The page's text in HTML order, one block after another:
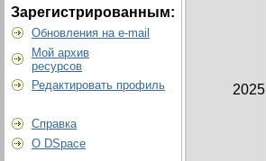
Зарегистрированным:
Обновления на e-mail
Мой архив
ресурсов
Редактировать профиль
Справка
О DSpace
2025